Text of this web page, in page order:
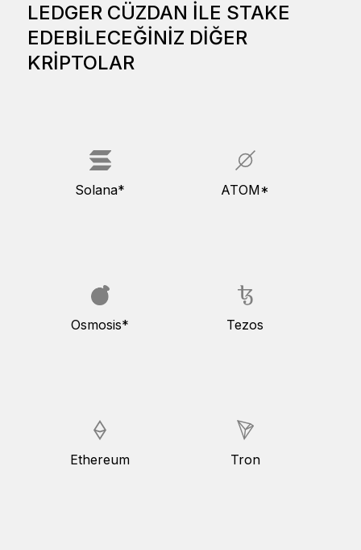
LEDGER CÜZDAN ILE STAKE
EDEBILECEĞINIZ DIĞER
KRIPTOLAR
Solana* ATOM*
Osmosis* Tezos
Ethereum Tron